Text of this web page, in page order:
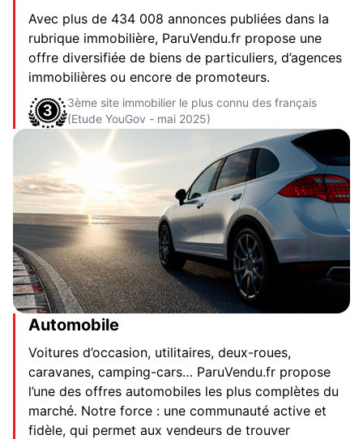
Avec plus de 434 008 annonces publiées dans la
rubrique immobilière, ParuVendu.fr propose une
offre diversifiée de biens de particuliers, d’agences
immobilières ou encore de promoteurs.
3ème site immobilier le plus connu des français
(Etude YouGov - mai 2025)
Automobile
Voitures d’occasion, utilitaires, deux-roues,
caravanes, camping-cars… ParuVendu.fr propose
l’une des offres automobiles les plus complètes du
marché. Notre force : une communauté active et
fidèle, qui permet aux vendeurs de trouver